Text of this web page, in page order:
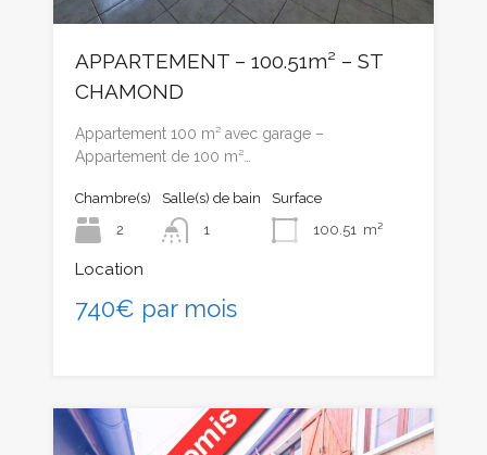
APPARTEMENT – 100.51m² – ST
CHAMOND
Appartement 100 m² avec garage –
Appartement de 100 m²…
Chambre(s)
2
Salle(s) de bain
1
Surface
100.51 m²
Location
740€ par mois